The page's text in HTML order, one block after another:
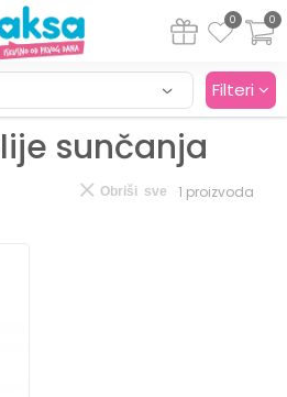
0
0
sunčanja
Filteri
1 proizvoda
Obriši sve